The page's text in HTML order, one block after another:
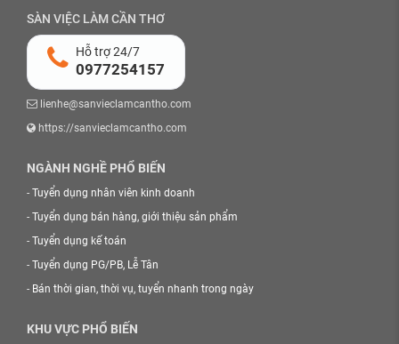
SÀN VIỆC LÀM CẦN THƠ
Hỗ trợ 24/7
0977254157
lienhe@sanvieclamcantho.com
https://sanvieclamcantho.com
NGÀNH NGHỀ PHỔ BIẾN
- Tuyển dụng nhân viên kinh doanh
- Tuyển dụng bán hàng, giới thiệu sản phẩm
- Tuyển dụng kế toán
- Tuyển dụng PG/PB, Lễ Tân
- Bán thời gian, thời vụ, tuyển nhanh trong ngày
KHU VỰC PHỔ BIẾN